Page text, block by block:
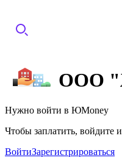
ООО
Нужно войти в ЮMoney
Чтобы заплатить, войдите
ВойтиЗарегистрироваться